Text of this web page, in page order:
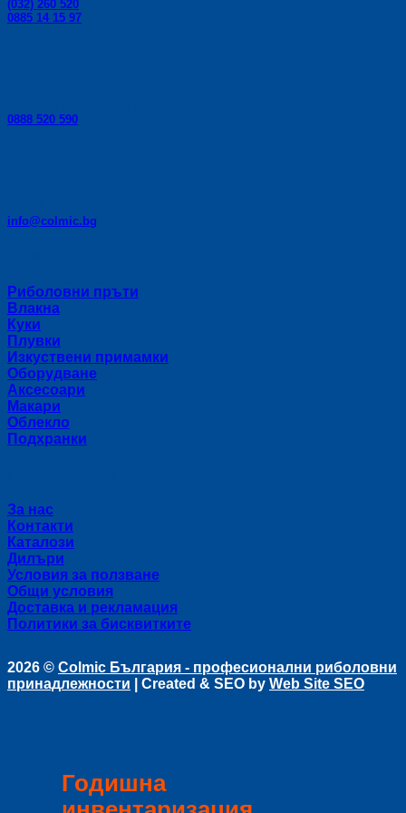
(032) 260 520
0885 14 15 97
0888 520 590
info@colmic.bg
Риболовни пръти
Влакна
Куки
Плувки
Изкуствени примамки
Оборудване
Аксесоари
Макари
Облекло
Подхранки
За нас
Контакти
Каталози
Дилъри
Условия за ползване
Общи условия
Доставка и рекламация
Политики за бисквитките
2026 © Colmic България - професионални риболовни
принадлежности | Created & SEO by Web Site SEO
Годишна